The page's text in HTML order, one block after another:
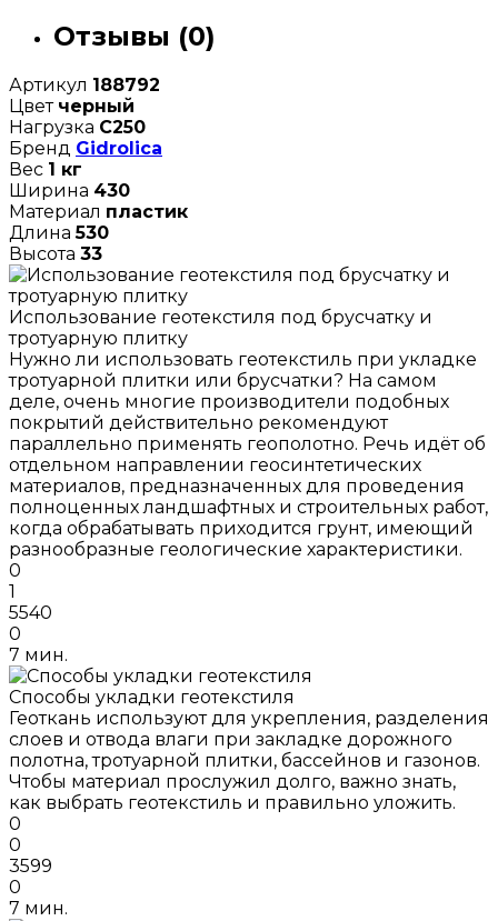
Отзывы (0)
Артикул 188792
Цвет черный
Нагрузка C250
Бренд Gidrolica
Вес 1 кг
Ширина 430
Материал пластик
Длина530
Высота 33
Использование геотекстиля под брусчатку и
тротуарную плитку
Нужно ли использовать геотекстиль при укладке
тротуарной плитки или брусчатки? На самом
деле, очень многие производители подобных
покрытий действительно рекомендуют
параллельно применять геополотно. Речь идёт об
отдельном направлении геосинтетических
материалов, предназначенных для проведения
полноценных ландшафтных и строительных работ,
когда обрабатывать приходится грунт, имеющий
разнообразные геологические характеристики.
0
1
5540
0
7 мин.
Способы укладки геотекстиля
Геоткань используют для укрепления, разделения
слоев и отвода влаги при закладке дорожного
полотна, тротуарной плитки, бассейнов и газонов.
Чтобы материал прослужил долго, важно знать,
как выбрать геотекстиль и правильно уложить.
0
0
3599
0
7 мин.